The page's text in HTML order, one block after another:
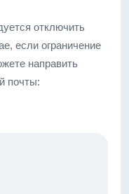
отключить
если ограничение
направить
почты: